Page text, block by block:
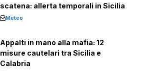
scatena: allerta temporali in Sicilia
Meteo
Appalti in mano alla mafia: 12
misure cautelari tra Sicilia e
Calabria